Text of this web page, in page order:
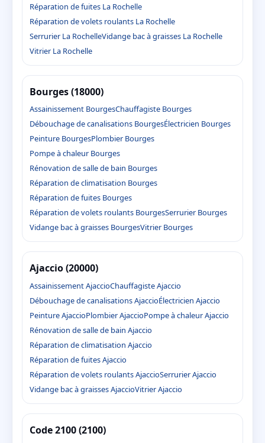
Réparation de fuites La Rochelle
Réparation de volets roulants La Rochelle
Serrurier La RochelleVidange bac à graisses La Rochelle
Vitrier La Rochelle
Bourges (18000)
Assainissement BourgesChauffagiste Bourges
Débouchage de canalisations BourgesÉlectricien Bourges
Peinture BourgesPlombier Bourges
Pompe à chaleur Bourges
Rénovation de salle de bain Bourges
Réparation de climatisation Bourges
Réparation de fuites Bourges
Réparation de volets roulants BourgesSerrurier Bourges
Vidange bac à graisses BourgesVitrier Bourges
Ajaccio (20000)
Assainissement AjaccioChauffagiste Ajaccio
Débouchage de canalisations AjaccioÉlectricien Ajaccio
Peinture AjaccioPlombier AjaccioPompe à chaleur Ajaccio
Rénovation de salle de bain Ajaccio
Réparation de climatisation Ajaccio
Réparation de fuites Ajaccio
Réparation de volets roulants AjaccioSerrurier Ajaccio
Vidange bac à graisses AjaccioVitrier Ajaccio
Code 2100 (2100)